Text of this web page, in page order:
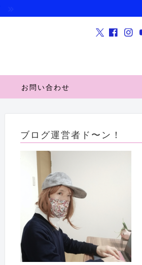
お問い合わせ
ブログ運営者ド〜ン！